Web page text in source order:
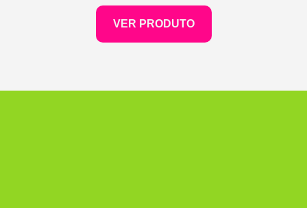
VER PRODUTO